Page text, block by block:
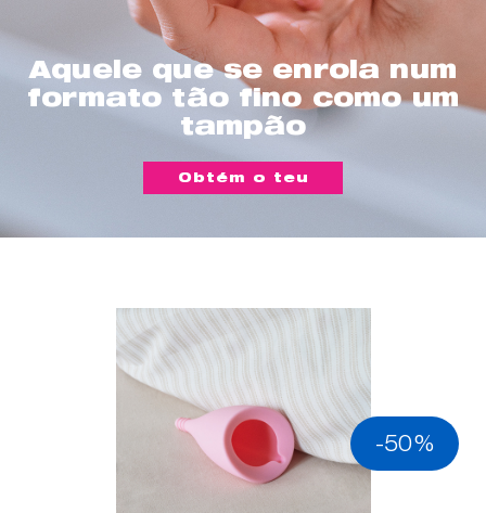
Aquele que se enrola num
formato tão fino como um
tampão
Obtém o teu
-50%